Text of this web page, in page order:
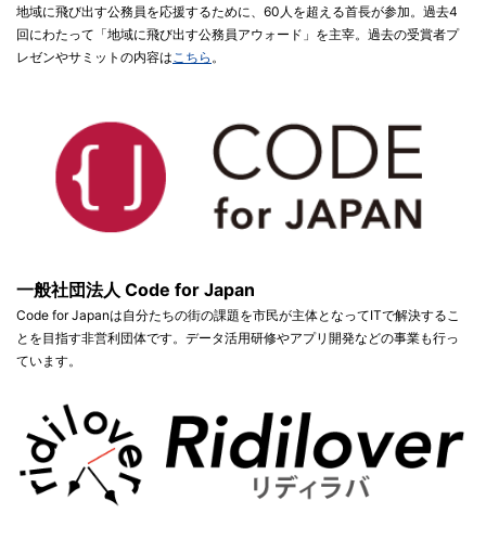
地域に飛び出す公務員を応援するために、60人を超える首長が参加。過去4
回にわたって「地域に飛び出す公務員アウォード」を主宰。過去の受賞者プ
レゼンやサミットの内容はこちら 。
一般社団法人 Code for Japan
Code for Japanは自分たちの街の課題を市民が主体となってITで解決するこ
とを目指す非営利団体です。データ活用研修やアプリ開発などの事業も行っ
ています。